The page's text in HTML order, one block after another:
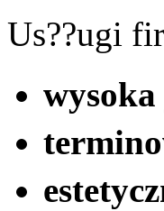
Us??ugi